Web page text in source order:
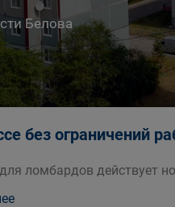
Белова
без ограничений
ломбардов действует